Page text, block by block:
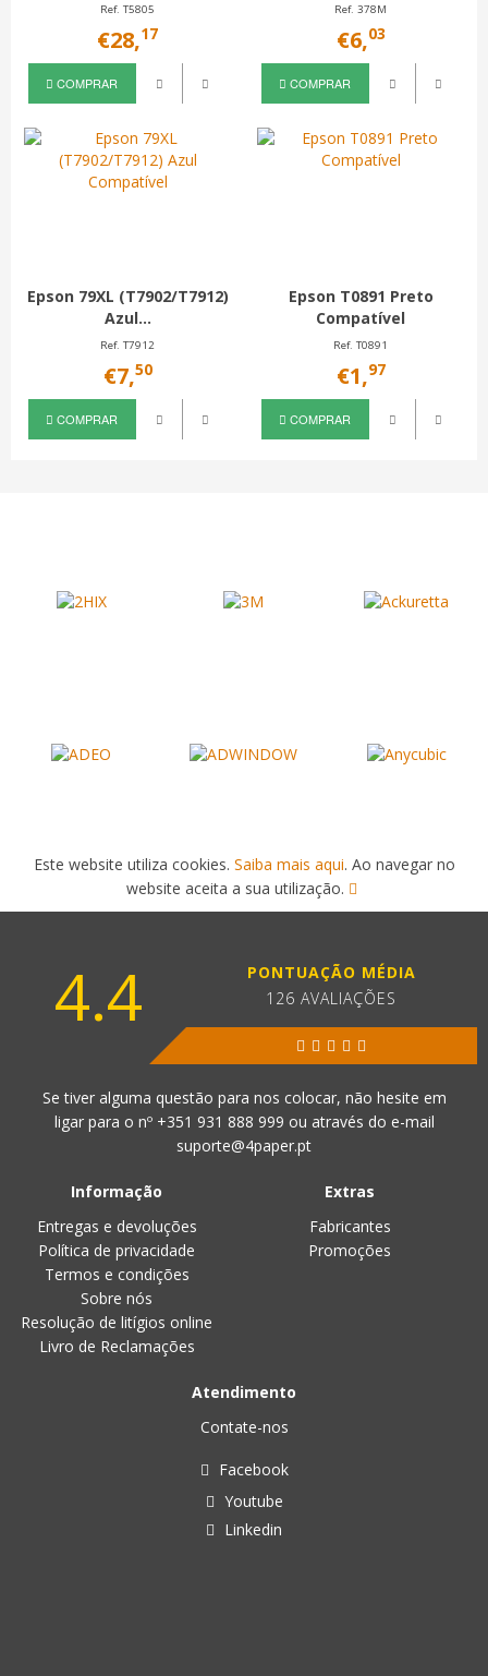
Ref. T5805
€28,17
COMPRAR
Ref. 378M
€6,03
COMPRAR
Epson 79XL (T7902/T7912)
Azul...
Ref. T7912
€7,50
COMPRAR
Epson T0891 Preto
Compatível
Ref. T0891
€1,97
COMPRAR
Este website utiliza cookies. Saiba mais aqui. Ao navegar no
website aceita a sua utilização.
4.4
PONTUAÇÃO MÉDIA
126 AVALIAÇÕES
Se tiver alguma questão para nos colocar, não hesite em
ligar para o nº +351 931 888 999 ou através do e-mail
suporte@4paper.pt
Informação
Entregas e devoluções
Política de privacidade
Termos e condições
Sobre nós
Resolução de litígios online
Livro de Reclamações
Extras
Fabricantes
Promoções
Atendimento
Contate-nos
Facebook
Youtube
Linkedin